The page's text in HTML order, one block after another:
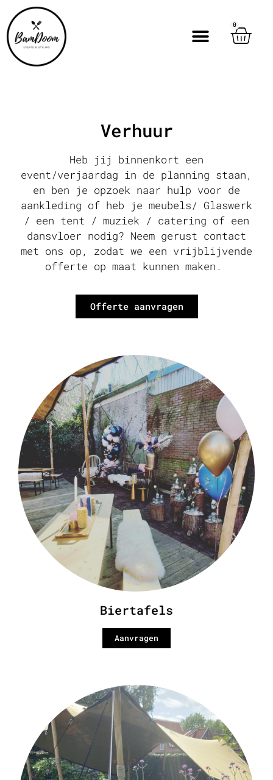
0
Verhuur
Heb jij binnenkort een
event/verjaardag in de planning staan,
en ben je opzoek naar hulp voor de
aankleding of heb je meubels/ Glaswerk
/ een tent / muziek / catering of een
dansvloer nodig? Neem gerust contact
met ons op, zodat we een vrijblijvende
offerte op maat kunnen maken.
Offerte aanvragen
Biertafels
Aanvragen